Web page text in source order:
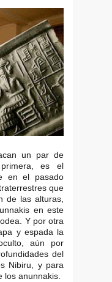
un par de
es el
en el pasado
que
de las alturas,
en este
Y por otra
y espada la
aún por
del
Nibiru, y para
los anunnakis.